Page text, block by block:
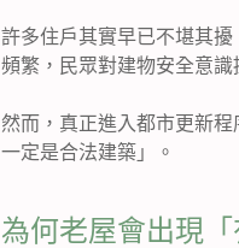
許多住戶其實早已不堪其
頻繁，民眾對建物安全意
然而，真正進入都市更新
一定是合法建築」。
為何老屋會出現